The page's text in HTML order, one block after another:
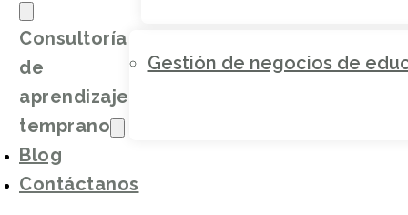
Consultoría
de
aprendizaje
temprano
Gestión de negocios de
Blog
Contáctanos